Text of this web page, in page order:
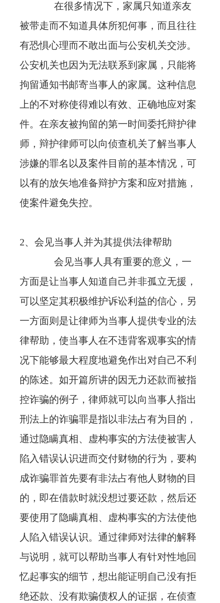
在很多情况下，家属只知道亲友
被带走而不知道具体所犯何事，而且往往
有恐惧心理而不敢出面与公安机关交涉。
公安机关也因为无法联系到家属，只能将
拘留通知书邮寄当事人的家属。这种信息
上的不对称使得难以有效、正确地应对案
件。在亲友被拘留的第一时间委托辩护律
师，辩护律师可以向侦查机关了解当事人
涉嫌的罪名以及案件目前的基本情况，可
以有的放矢地准备辩护方案和应对措施，
使案件避免失控。
2、会见当事人并为其提供法律帮助
会见当事人具有重要的意义，一
方面是让当事人知道自己并非孤立无援，
可以坚定其积极维护诉讼利益的信心，另
一方面则是让律师为当事人提供专业的法
律帮助，使当事人在不违背客观事实的情
况下能够最大程度地避免作出对自己不利
的陈述。如开篇所讲的因无力还款而被指
控诈骗的例子，律师就可以向当事人指出
刑法上的诈骗罪是指以非法占有为目的，
通过隐瞒真相、虚构事实的方法使被害人
陷入错误认识进而交付财物的行为，要构
成诈骗罪首先要有非法占有他人财物的目
的，即在借款时就没想过要还款，然后还
要使用了隐瞒真相、虚构事实的方法使他
人陷入错误认识。通过律师对法律的解释
与说明，就可以帮助当事人有针对性地回
忆起事实的细节，想出能证明自己没有拒
绝还款、没有欺骗债权人的证据，在侦查